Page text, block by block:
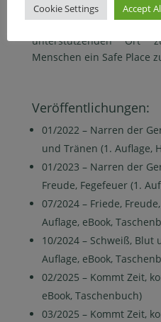
Neben dem Schreiben
unterstützenden Ort
Menschen ein Safe Place
Veröffentlichungen:
01/2022 – Narren der
und Tränen (1. Auflage,
01/2023 – Narren der
Freude, Fegefeuer (1.
07/2024 – Friede,
Auflage, eBook,
10/2024 – Schweiß, Blut
Auflage, eBook,
02/2025 – Kommt Zeit,
eBook, Taschenbuch)
03/2025 – Kommt Zeit,
Cookie Settings Accept